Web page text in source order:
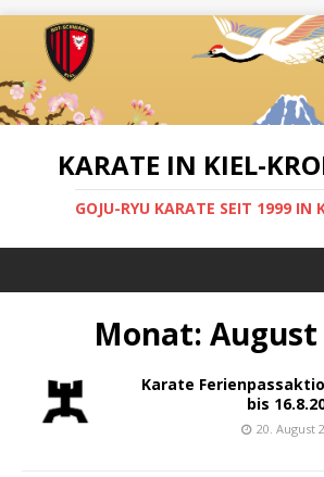
KARATE IN KIEL-
GOJU-RYU KARATE SEIT 1999 IN
Monat: August
Karate
bis
20. August